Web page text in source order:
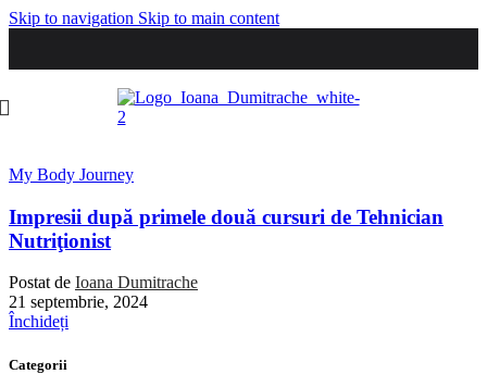
Skip to navigation Skip to main content
My Body Journey
Impresii după primele două cursuri de Tehnician
Nutriţionist
Postat de Ioana Dumitrache
21 septembrie, 2024
Închideți
Categorii